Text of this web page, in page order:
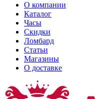
О компании
Каталог
Часы
Скидки
Ломбард
Статьи
Магазины
О доставке